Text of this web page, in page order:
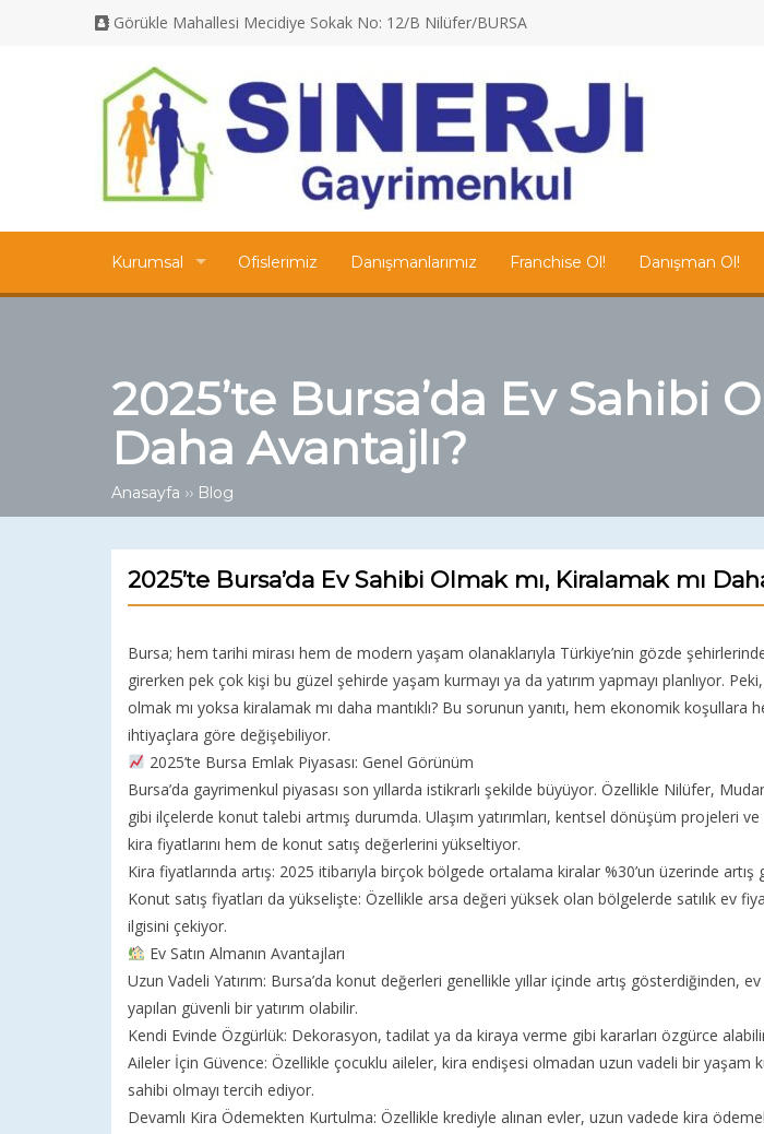
Görükle Mahallesi Mecidiye Sokak No: 12/B Nilüfer/BURSA
Kurumsal Ofislerimiz Danışmanlarımız Franchise Ol! Danışman Ol!
2025’te Bursa’da Ev Sahibi
Daha Avantajlı?
Anasayfa ›› Blog
2025’te Bursa’da Ev Sahibi Olmak mı, Kiralamak mı
Bursa; hem tarihi mirası hem de modern yaşam olanaklarıyla Türkiye’nin gözde
girerken pek çok kişi bu güzel şehirde yaşam kurmayı ya da yatırım yapmayı planlıyor.
olmak mı yoksa kiralamak mı daha mantıklı? Bu sorunun yanıtı, hem ekonomik koşullara
ihtiyaçlara göre değişebiliyor.
2025’te Bursa Emlak Piyasası: Genel Görünüm
Bursa’da gayrimenkul piyasası son yıllarda istikrarlı şekilde büyüyor. Özellikle Nilüfer,
gibi ilçelerde konut talebi artmış durumda. Ulaşım yatırımları, kentsel dönüşüm projeleri
kira fiyatlarını hem de konut satış değerlerini yükseltiyor.
Kira fiyatlarında artış: 2025 itibarıyla birçok bölgede ortalama kiralar %30’un üzerinde artış
Konut satış fiyatları da yükselişte: Özellikle arsa değeri yüksek olan bölgelerde satılık ev
ilgisini çekiyor.
Ev Satın Almanın Avantajları
Uzun Vadeli Yatırım: Bursa’da konut değerleri genellikle yıllar içinde artış gösterdiğinden,
yapılan güvenli bir yatırım olabilir.
Kendi Evinde Özgürlük: Dekorasyon, tadilat ya da kiraya verme gibi kararları özgürce
Aileler İçin Güvence: Özellikle çocuklu aileler, kira endişesi olmadan uzun vadeli bir yaşam
sahibi olmayı tercih ediyor.
Devamlı Kira Ödemekten Kurtulma: Özellikle krediyle alınan evler, uzun vadede kira